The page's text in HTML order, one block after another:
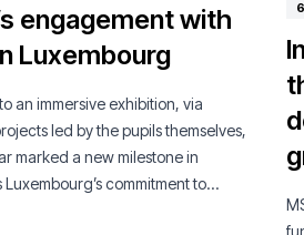
engagement with
Luxembourg
an immersive exhibition, via
led by the pupils themselves,
marked a new milestone in
commitment to